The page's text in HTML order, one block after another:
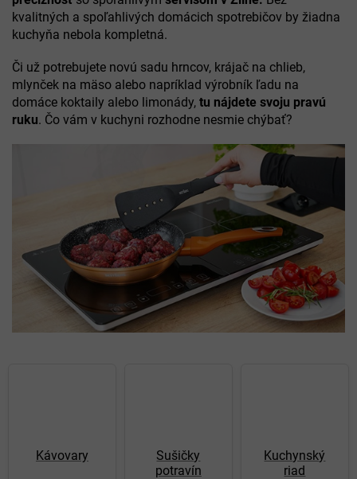
kvalitných a spoľahlivých domácich spotrebičov by žiadna
kuchyňa nebola kompletná.
Či už potrebujete novú sadu hrncov, krájač na chlieb,
mlynček na mäso alebo napríklad výrobník ľadu na
domáce koktaily alebo limonády, tu nájdete svoju pravú
ruku. Čo vám v kuchyni rozhodne nesmie chýbať?
Kávovary
Sušičky
potravín
Kuchynský
riad